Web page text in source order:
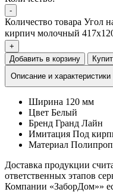
-
Количество товара Угол
кирпич молочный
+
Добавить в корзину
Описание и характеристики
Ширина 120 мм
Цвет Белый
Бренд Гранд Лайн
Имитация Под
Материал
Доставка продукции
ответственных этапов
Компании «ЗаборДом»»